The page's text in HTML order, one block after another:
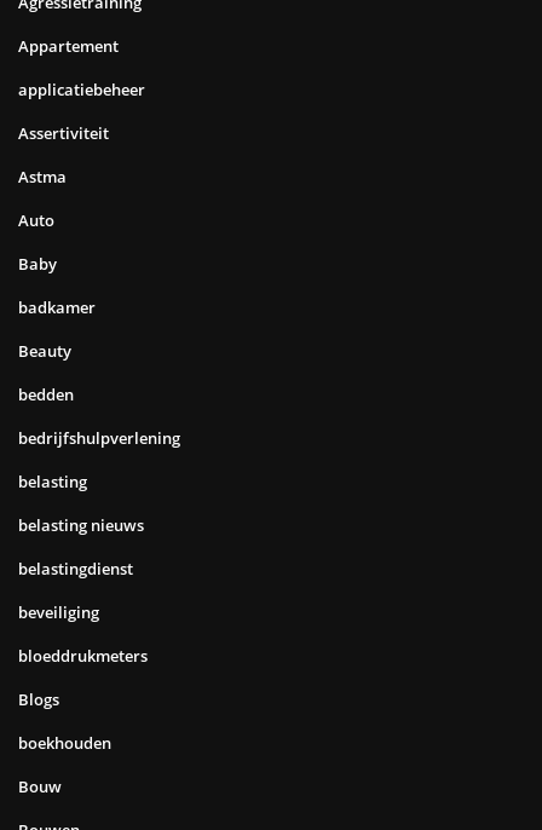
Appartement
applicatiebeheer
Assertiviteit
Astma
Auto
Baby
badkamer
Beauty
bedden
bedrijfshulpverlening
belasting
belasting nieuws
belastingdienst
beveiliging
bloeddrukmeters
Blogs
boekhouden
Bouw